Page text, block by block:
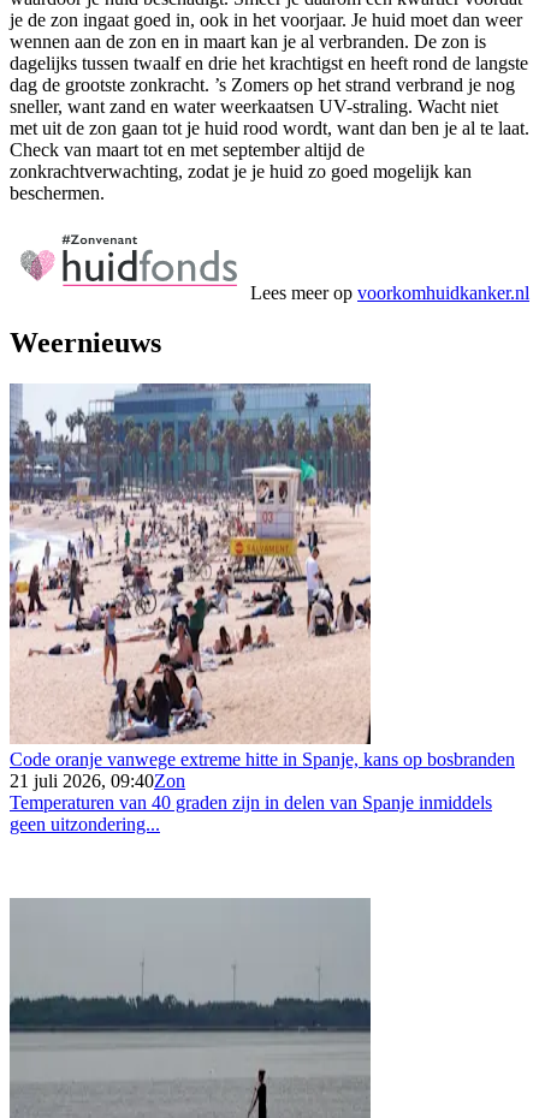
je de zon ingaat goed in, ook in het voorjaar. Je huid moet dan weer
wennen aan de zon en in maart kan je al verbranden. De zon is
dagelijks tussen twaalf en drie het krachtigst en heeft rond de langste
dag de grootste zonkracht. ’s Zomers op het strand verbrand je nog
sneller, want zand en water weerkaatsen UV-straling. Wacht niet
met uit de zon gaan tot je huid rood wordt, want dan ben je al te laat.
Check van maart tot en met september altijd de
zonkrachtverwachting, zodat je je huid zo goed mogelijk kan
beschermen.
Lees meer op voorkomhuidkanker.nl
Weernieuws
Code oranje vanwege extreme hitte in Spanje, kans op bosbranden
21 juli 2026, 09:40Zon
Temperaturen van 40 graden zijn in delen van Spanje inmiddels
geen uitzondering...